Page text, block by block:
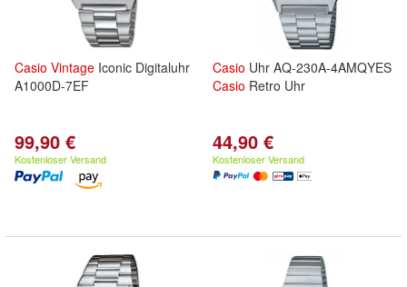
Casio Vintage Iconic Digitaluhr
A1000D-7EF
99,90 €
Kostenloser Versand
Casio Uhr AQ-230A-4AMQYES
Casio Retro Uhr
44,90 €
Kostenloser Versand